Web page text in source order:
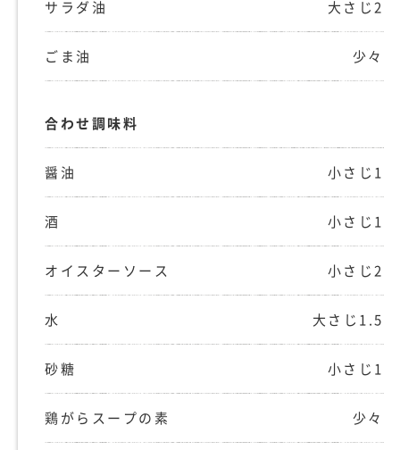
サラダ油 大さじ2
ごま油 少々
合わせ調味料
醤油 小さじ1
酒 小さじ1
オイスターソース 小さじ2
水 大さじ1.5
砂糖 小さじ1
鶏がらスープの素 少々